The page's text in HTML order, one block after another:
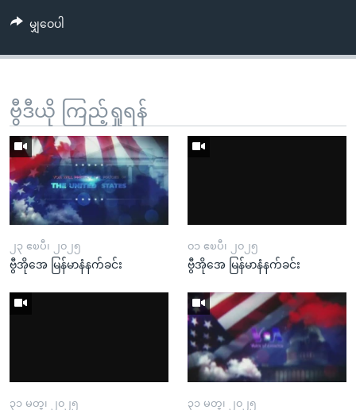
မျှဝေပါ
ဗွီဒီယို ကြည့်ရှုရန်
၂၃ ဧၿပီ၊ ၂၀၂၅
ဗွီအိုအေ မြန်မာနံနက်ခင်း
၀၁ ဧၿပီ၊ ၂၀၂၅
ဗွီအိုအေ မြန်မာနံနက်ခင်း
၃၁ မတ္၊ ၂၀၂၅ ၃၁ မတ္၊ ၂၀၂၅